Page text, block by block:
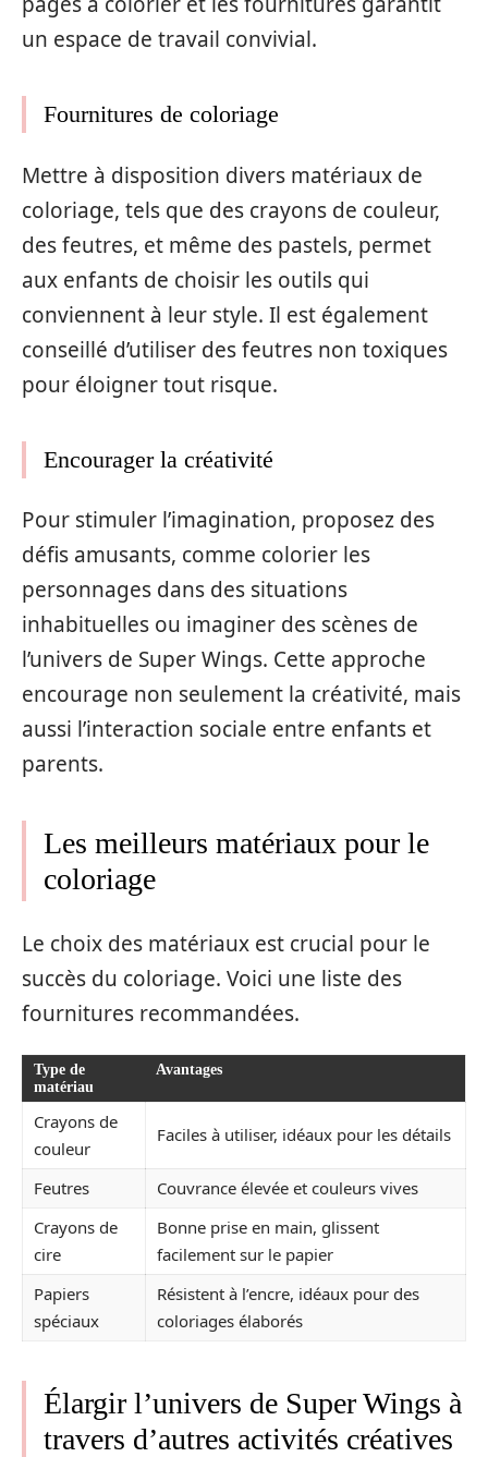
un espace de travail convivial.
Fournitures de coloriage
Mettre à disposition divers matériaux de
coloriage, tels que des crayons de couleur,
des feutres, et même des pastels, permet
aux enfants de choisir les outils qui
conviennent à leur style. Il est également
conseillé d’utiliser des feutres non toxiques
pour éloigner tout risque.
Encourager la créativité
Pour stimuler l’imagination, proposez des
défis amusants, comme colorier les
personnages dans des situations
inhabituelles ou imaginer des scènes de
l’univers de Super Wings. Cette approche
encourage non seulement la créativité, mais
aussi l’interaction sociale entre enfants et
parents.
Les meilleurs matériaux pour le
coloriage
Le choix des matériaux est crucial pour le
succès du coloriage. Voici une liste des
fournitures recommandées.
Type de
matériau
Avantages
Crayons de
couleur
Faciles à utiliser, idéaux pour les détails
Feutres
Couvrance élevée et couleurs vives
Crayons de
cire
Bonne prise en main, glissent
facilement sur le papier
Papiers
spéciaux
Résistent à l’encre, idéaux pour des
coloriages élaborés
Élargir l’univers de Super Wings à
travers d’autres activités créatives